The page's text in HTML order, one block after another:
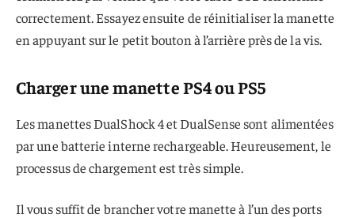
correctement. Essayez ensuite de réinitialiser la manette
en appuyant sur le petit bouton à l’arrière près de la vis.
Charger une manette PS4 ou PS5
Les manettes DualShock 4 et DualSense sont alimentées
par une batterie interne rechargeable. Heureusement, le
processus de chargement est très simple.
Il vous suffit de brancher votre manette à l’un des ports